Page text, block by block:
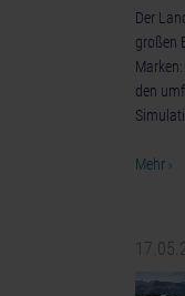
Der
großen
den
Mehr ›